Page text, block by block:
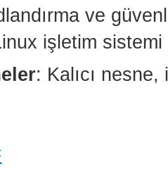
ve
işletim
: Kalıcı